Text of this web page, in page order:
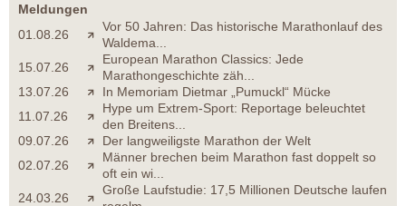
Meldungen
01.08.26
Vor 50 Jahren: Das historische Marathonlauf des
Waldema...
15.07.26
European Marathon Classics: Jede
Marathongeschichte zäh...
13.07.26
In Memoriam Dietmar „Pumuckl“ Mücke
11.07.26
Hype um Extrem-Sport: Reportage beleuchtet
den Breitens...
09.07.26
Der langweiligste Marathon der Welt
02.07.26
Männer brechen beim Marathon fast doppelt so
oft ein wi...
24.03.26
Große Laufstudie: 17,5 Millionen Deutsche laufen